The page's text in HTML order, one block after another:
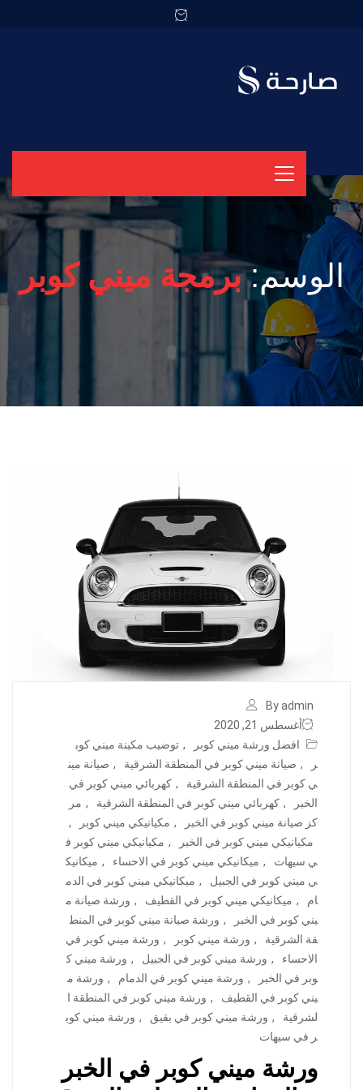
الوسم:برمجة ميني كوبر
By admin
أغسطس 21, 2020
افضل ورشة ميني كوبر
, توضيب مكينة ميني كوب
ر
, صيانة ميني كوبر في المنطقة الشرقية , صيانة مين
ي كوبر في المنطقة الشرقية
, كهربائي ميني كوبر في
الخبر
, كهربائي ميني كوبر في المنطقة الشرقية , مر
كز صيانة ميني كوبر في الخبر
, مكيانيكي ميني كوبر
,
مكيانيكي ميني كوبر في الخبر
, مكيانيكي ميني كوبر ف
ي سيهات
, ميكانيكي ميني كوبر في الاحساء , ميكانيك
ي ميني كوبر في الجبيل
, ميكانيكي ميني كوبر في الدم
ام
, ميكانيكي ميني كوبر في القطيف , ورشة صيانة م
يني كوبر في الخبر
, ورشة صيانة ميني كوبر في المنط
قة الشرقية
, ورشة ميني كوبر , ورشة ميني كوبر في
الاحساء
, ورشة ميني كوبر في الجبيل , ورشة ميني ك
وبر في الخبر
, ورشة ميني كوبر في الدمام , ورشة م
يني كوبر في القطيف
, ورشة ميني كوبر في المنطقة ا
لشرقية
, ورشة ميني كوبر في بقيق , ورشة ميني كوب
ر في سيهات
ورشة ميني كوبر في الخبر